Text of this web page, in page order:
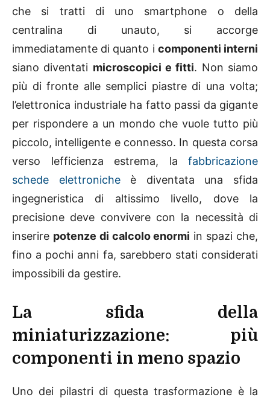
che si tratti di uno smartphone o della
centralina di unauto, si accorge
immediatamente di quanto i componenti interni
siano diventati microscopici e fitti. Non siamo
più di fronte alle semplici piastre di una volta;
l’elettronica industriale ha fatto passi da gigante
per rispondere a un mondo che vuole tutto più
piccolo, intelligente e connesso. In questa corsa
verso lefficienza estrema, la fabbricazione
schede elettronicheè diventata una sfida
ingegneristica di altissimo livello, dove la
precisione deve convivere con la necessità di
inserire potenze di calcolo enormi in spazi che,
fino a pochi anni fa, sarebbero stati considerati
impossibili da gestire.
La sfida della
miniaturizzazione: più
componenti in meno spazio
Uno dei pilastri di questa trasformazione è la